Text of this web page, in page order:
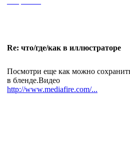
Re: что/где/как в иллюстраторе
Посмотри еще как можно
в бленде.Видео
http://www.mediafire.com/...